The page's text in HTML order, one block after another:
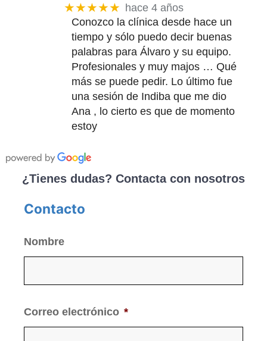
★★★★★ hace 4 años
Conozco la clínica desde hace un
tiempo y sólo puedo decir buenas
palabras para Álvaro y su equipo.
Profesionales y muy majos … Qué
más se puede pedir. Lo último fue
una sesión de Indiba que me dio
Ana , lo cierto es que de momento
estoy
¿Tienes dudas? Contacta con nosotros
Contacto
Nombre
Correo electrónico *